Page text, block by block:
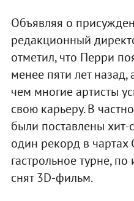
Объявляя о
редакционный
отметил, что Перри
менее пяти лет
чем многие артисты
свою карьеру. В
были поставлены
один рекорд в
гастрольное турне,
снят 3D-фильм.